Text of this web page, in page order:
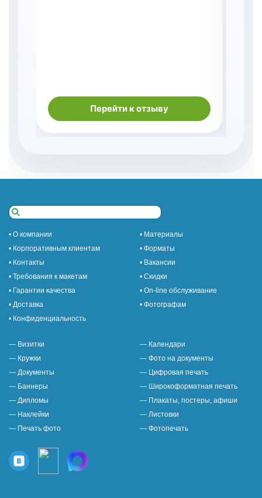
Перейти к отзыву
• О компании
• Материалы
• Корпоративным клиентам
• Форматы
• Контакты
• Вакансии
• Требования к макетам
• Скидки
• Гарантии качества
• On-line обслуживание
• Доставка
• Фотографам
• Конфиденциальность
— Визитки
— Календари
— Кружки
— Фото на документы
— Документы
— Цифровая печать
— Баннеры
— Широкоформатная печать
— Дипломы
— Плакаты, постеры, афиши
— Наклейки
— Листовки
— Печать фото
— Фотопечать